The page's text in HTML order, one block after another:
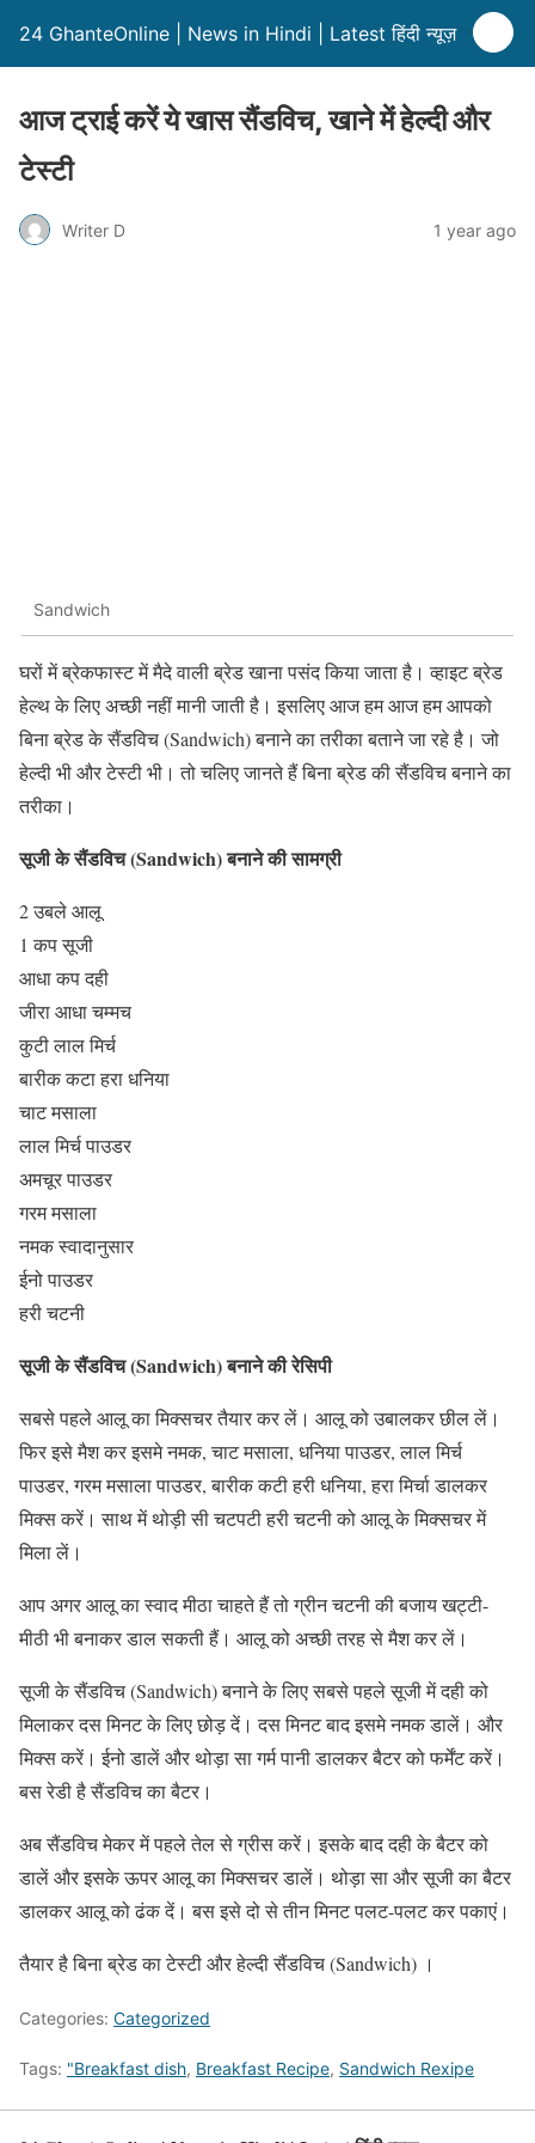
24 GhanteOnline | News in Hindi | Latest हिंदी न्यूज़
आज ट्राई करें ये खास सैंडविच, खाने में हेल्दी और
टेस्टी
Writer D 1 year ago
Sandwich
घरों में ब्रेकफास्ट में मैदे वाली ब्रेड खाना पसंद किया जाता है। व्हाइट ब्रेड
हेल्थ के लिए अच्छी नहीं मानी जाती है। इसलिए आज हम आज हम आपको
बिना ब्रेड के सैंडविच (Sandwich) बनाने का तरीका बताने जा रहे है। जो
हेल्दी भी और टेस्टी भी। तो चलिए जानते हैं बिना ब्रेड की सैंडविच बनाने का
तरीका।
सूजी के सैंडविच (Sandwich) बनाने की सामग्री
2 उबले आलू
1 कप सूजी
आधा कप दही
जीरा आधा चम्मच
कुटी लाल मिर्च
बारीक कटा हरा धनिया
चाट मसाला
लाल मिर्च पाउडर
अमचूर पाउडर
गरम मसाला
नमक स्वादानुसार
ईनो पाउडर
हरी चटनी
सूजी के सैंडविच (Sandwich) बनाने की रेसिपी
सबसे पहले आलू का मिक्सचर तैयार कर लें। आलू को उबालकर छील लें।
फिर इसे मैश कर इसमे नमक, चाट मसाला, धनिया पाउडर, लाल मिर्च
पाउडर, गरम मसाला पाउडर, बारीक कटी हरी धनिया, हरा मिर्चा डालकर
मिक्स करें। साथ में थोड़ी सी चटपटी हरी चटनी को आलू के मिक्सचर में
मिला लें।
आप अगर आलू का स्वाद मीठा चाहते हैं तो ग्रीन चटनी की बजाय खट्टी-
मीठी भी बनाकर डाल सकती हैं। आलू को अच्छी तरह से मैश कर लें।
सूजी के सैंडविच (Sandwich) बनाने के लिए सबसे पहले सूजी में दही को
मिलाकर दस मिनट के लिए छोड़ दें। दस मिनट बाद इसमे नमक डालें। और
मिक्स करें। ईनो डालें और थोड़ा सा गर्म पानी डालकर बैटर को फर्मेंट करें।
बस रेडी है सैंडविच का बैटर।
अब सैंडविच मेकर में पहले तेल से ग्रीस करें। इसके बाद दही के बैटर को
डालें और इसके ऊपर आलू का मिक्सचर डालें। थोड़ा सा और सूजी का बैटर
डालकर आलू को ढंक दें। बस इसे दो से तीन मिनट पलट-पलट कर पकाएं।
तैयार है बिना ब्रेड का टेस्टी और हेल्दी सैंडविच (Sandwich) ।
Categories: Categorized
Tags: "Breakfast dish, Breakfast Recipe, Sandwich Rexipe